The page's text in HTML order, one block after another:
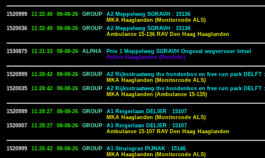
1520999 11:32:40 08-08-26 GROUP
A2 Meppelweg SGRAVH : 15136
MKA Haaglanden (Monitorcode ALS)
1520036
11:32:40 08-08-26 GROUP
A2 Meppelweg SGRAVH : 15136
Ambulance 15-136 RAV Den Haag Haaglanden
1530875 11:31:33 08-08-26 ALPHA
Prio 1 Meppelweg SGRAVH Ongeval wegvervoer letsel
Politie Haaglanden (PersInfo)
1520999 11:28:42 08-08-26 GROUP
A2 Rijksstraatweg thv hondenbos en free run park DELFT :
MKA Haaglanden (Monitorcode ALS)
1520035
11:28:42 08-08-26 GROUP
A2 Rijksstraatweg thv hondenbos en free run park DELFT :
MKA Haaglanden (Ambulance 15-135)
1520999 11:28:27 08-08-26 GROUP
A1 Reigerlaan DELIER : 15107
MKA Haaglanden (Monitorcode ALS)
1520007
11:28:27 08-08-26 GROUP
A1 Reigerlaan DELIER : 15107
Ambulance 15-107 RAV Den Haag Haaglanden
1520999 11:26:42 08-08-26 GROUP
A1 Struisgras PIJNAK : 15146
MKA Haaglanden (Monitorcode ALS)